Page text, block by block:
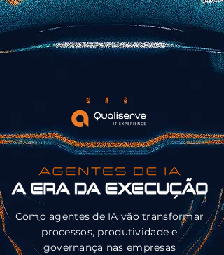
Como agentes de IA vão transformar
processos, produtividade e
governança nas empresas